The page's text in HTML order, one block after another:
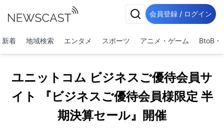
会員登録 / ログイン
新着 地域検索 エンタメ スポーツ アニメ・ゲーム BtoB・
ユニットコム ビジネスご優待会員サ
イト 『ビジネスご優待会員様限定 半
期決算セール』開催